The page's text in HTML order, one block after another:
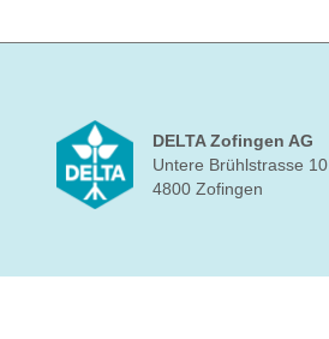
DELTA Zofingen AG
Untere Brühlstrasse 10
4800 Zofingen